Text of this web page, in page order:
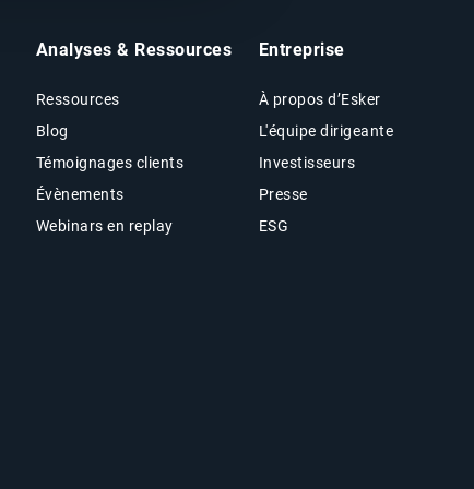
Analyses & Ressources
Ressources
Blog
Témoignages clients
Évènements
Webinars en replay
Entreprise
À propos d’Esker
L'équipe dirigeante
Investisseurs
Presse
ESG